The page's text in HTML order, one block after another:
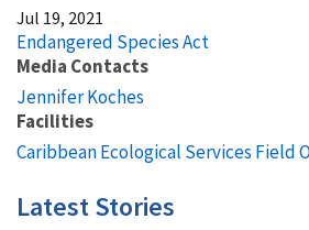
Jul 19, 2021
Endangered Species Act
Media Contacts
Jennifer Koches
Facilities
Caribbean Ecological Services Field
Latest Stories